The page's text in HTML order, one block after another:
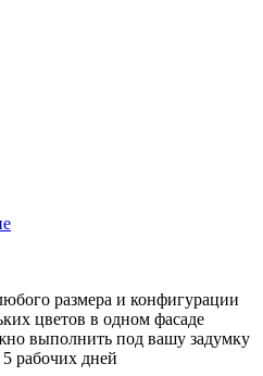
размера и конфигурации
цветов в одном фасаде
выполнить под вашу задумку
5 рабочих дней